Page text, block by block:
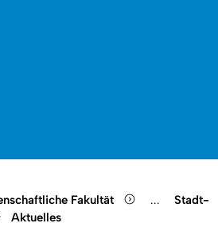
Fakultät Show
...
Stadt-
Aktuelles